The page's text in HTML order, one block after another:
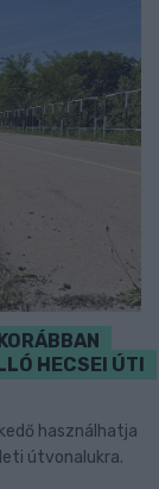
HECSEI ÚTI
használhatja
útvonalukra.